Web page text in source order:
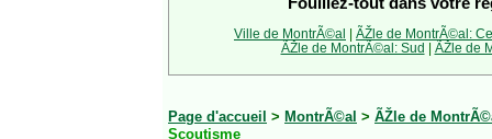
Ville de MontrÃ©al | ÃŽle de MontrÃ©al:
ÃŽle de MontrÃ©al: Sud | ÃŽle de
Page d'accueil > MontrÃ©al > ÃŽle de
Scoutisme